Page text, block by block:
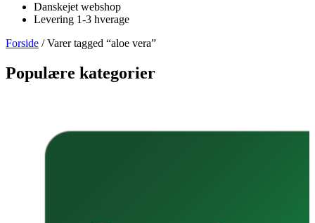
Danskejet webshop
Levering 1-3 hverage
Forside / Varer tagged “aloe vera”
Populære kategorier